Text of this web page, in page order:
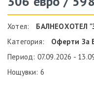
Хотел:
БАЛНЕОХОТЕЛ
Категория:
Оферти За
Период: 07.09.2026 -
Нощувки: 6